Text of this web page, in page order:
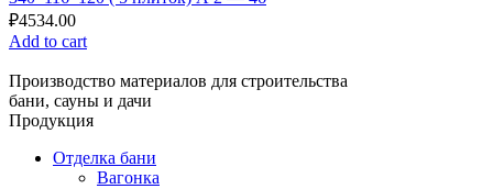
₽4534.00
Add to cart
Производство материалов для строительства
бани, сауны и дачи
Продукция
Отделка бани
Вагонка